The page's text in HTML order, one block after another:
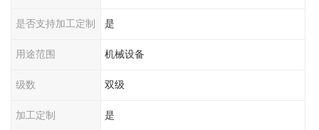
是否支持加工定制 是
用途范围 机械设备
级数 双级
加工定制 是